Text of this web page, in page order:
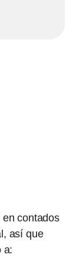
contados
así que
a: